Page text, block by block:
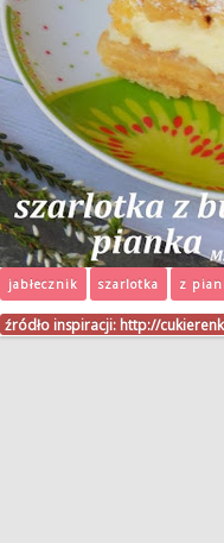
jabłecznik szarlotka z
źródło inspiracji: http://